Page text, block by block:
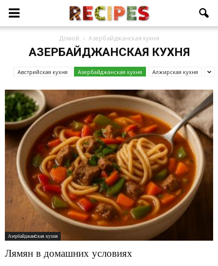
Домой Азербайджанcкая кухня
АЗЕРБАЙДЖАНCКАЯ КУХНЯ
Австрийская кухня Азербайджанcкая кухня Алжирская кухня
Азербайджанcкая кухня
Лямян в домашних условиях